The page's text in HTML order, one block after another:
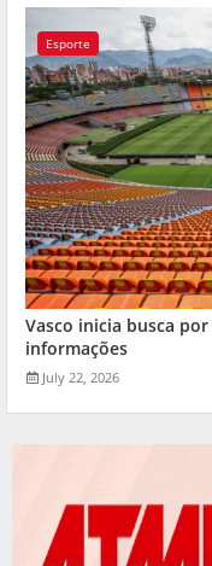
Esporte
Vasco inicia busca
informações
July 22, 2026